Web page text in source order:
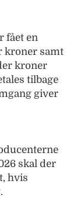
fået en
kroner samt
kroner
tilbage
giver
skal der
hvis